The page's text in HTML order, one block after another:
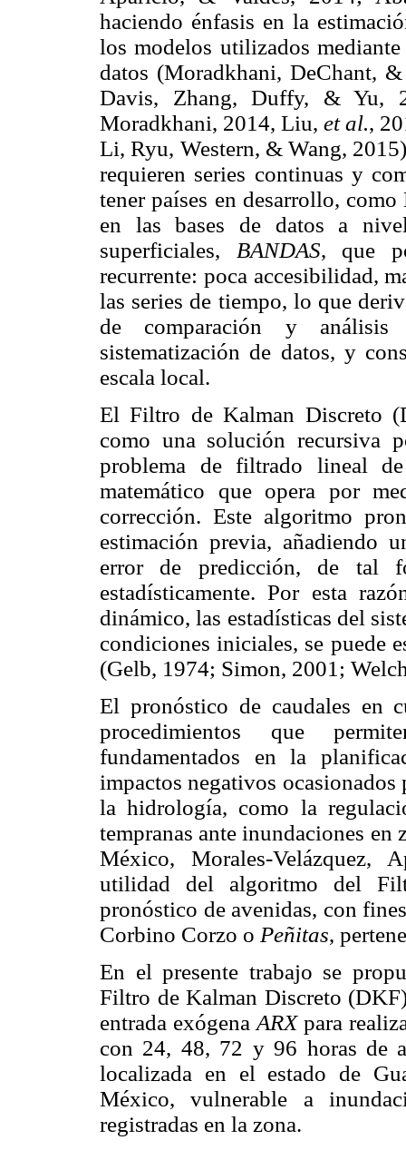
haciendo énfasis en la
los modelos utilizados
datos (Moradkhani, DeChant,
Davis, Zhang, Duffy, & Yu,
Moradkhani, 2014, Liu, et al.,
Li, Ryu, Western, & Wang,
requieren series continuas y
tener países en desarrollo,
en las bases de datos a
superficiales, BANDAS, que
recurrente: poca accesibilidad,
las series de tiempo, lo que
de comparación y
sistematización de datos, y
escala local.
El Filtro de Kalman Discreto
como una solución recursiva
problema de filtrado lineal
matemático que opera por
corrección. Este algoritmo
estimación previa, añadiendo
error de predicción, de tal
estadísticamente. Por esta
dinámico, las estadísticas del
condiciones iniciales, se puede
(Gelb, 1974; Simon, 2001;
El pronóstico de caudales en
procedimientos que
fundamentados en la
impactos negativos
la hidrología, como la
tempranas ante inundaciones
México, Morales-Velázquez,
utilidad del algoritmo del
pronóstico de avenidas, con
Corbino Corzo o Peñitas,
En el presente trabajo se
Filtro de Kalman Discreto
entrada exógenaARXpara
con 24, 48, 72 y 96 horas de
localizada en el estado de
México, vulnerable a
registradas en la zona.